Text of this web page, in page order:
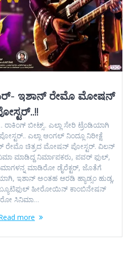
ಇಶಾನ್ ರೇಮೊ ಮೋಷನ್
ಬೀಟ್ಸ್.. ಎಲ್ಲಾ ಸೇರಿ ಟ್ರೆಂಡಿಯಾಗಿ
ಎಲ್ಲಾ ಆಂಗಲ್ ನಿಂದ್ಲೂ ನಿರೀಕ್ಷೆ
ರೇಮೊ ಚಿತ್ರದ ಮೋಷನ್ ಪೋಸ್ಟರ್. ವಿಲನ್
ಮಾಡಿದ್ದ ನಿರ್ಮಾಪಕರು, ಪವರ್ ಫುಲ್,
ಮಾಡಿರೋ ಡೈರೆಕ್ಟರ್, ಜೊತೆಗೆ
ಇಶಾನ್ ಅಂತಹ ಆರಡಿ ಹ್ಯಾಡ್ಸಂ ಹುಡ್ಗ,
ಹೀರೋಯಿನ್ ಕಾಂಬಿನೇಷನ್
ಸಿನಿಮಾ…
more